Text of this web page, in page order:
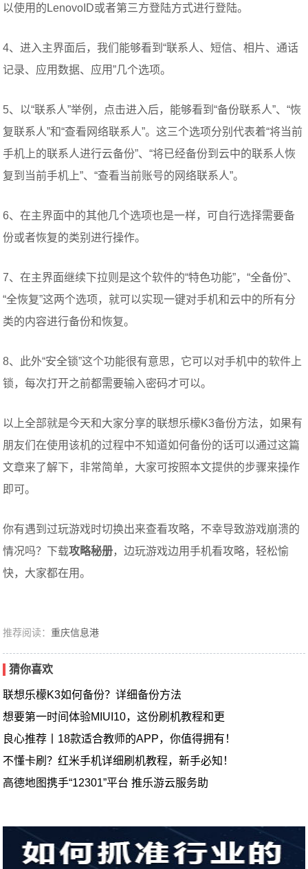
以使用的LenovoID或者第三方登陆方式进行登陆。
4、进入主界面后，我们能够看到“联系人、短信、相片、通话
记录、应用数据、应用”几个选项。
5、以“联系人”举例，点击进入后，能够看到“备份联系人”、“恢
复联系人”和“查看网络联系人”。这三个选项分别代表着“将当前
手机上的联系人进行云备份”、“将已经备份到云中的联系人恢
复到当前手机上”、“查看当前账号的网络联系人”。
6、在主界面中的其他几个选项也是一样，可自行选择需要备
份或者恢复的类别进行操作。
7、在主界面继续下拉则是这个软件的“特色功能”，“全备份”、
“全恢复”这两个选项，就可以实现一键对手机和云中的所有分
类的内容进行备份和恢复。
8、此外“安全锁”这个功能很有意思，它可以对手机中的软件上
锁，每次打开之前都需要输入密码才可以。
以上全部就是今天和大家分享的联想乐檬K3备份方法，如果有
朋友们在使用该机的过程中不知道如何备份的话可以通过这篇
文章来了解下，非常简单，大家可按照本文提供的步骤来操作
即可。
你有遇到过玩游戏时切换出来查看攻略，不幸导致游戏崩溃的
情况吗？下载攻略秘册，边玩游戏边用手机看攻略，轻松愉
快，大家都在用。
推荐阅读：重庆信息港
猜你喜欢
联想乐檬K3如何备份？详细备份方法
想要第一时间体验MIUI10，这份刷机教程和更
良心推荐丨18款适合教师的APP，你值得拥有！
不懂卡刷？红米手机详细刷机教程，新手必知！
高德地图携手“12301”平台 推乐游云服务助